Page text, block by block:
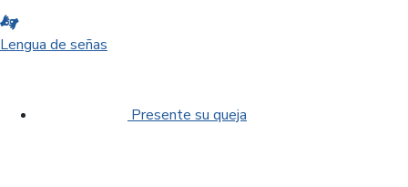
Lengua de señas
Presente su queja